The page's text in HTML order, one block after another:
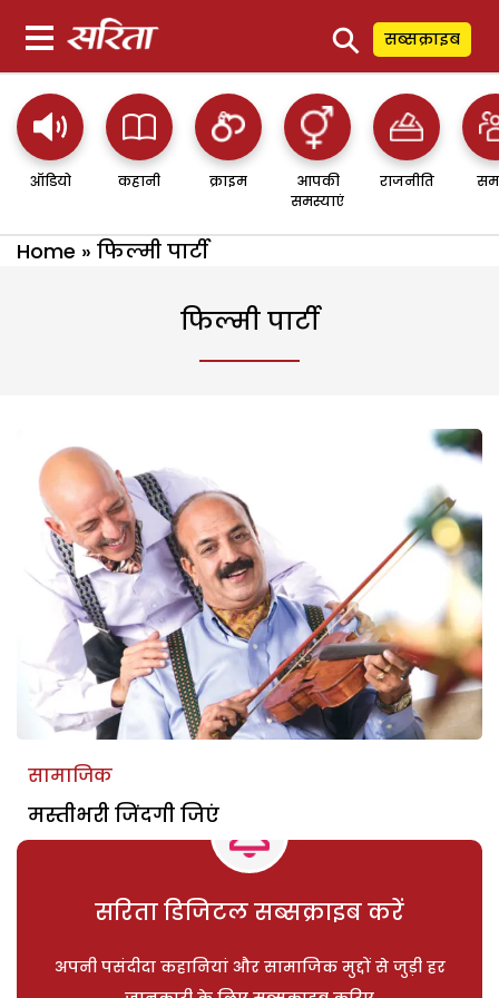
⚲ सब्सक्राइब
ऑडियो कहानी क्राइम
आपकी
समस्याएं
राजनीति
Home » फिल्मी पार्टी
फिल्मी पार्टी
सामाजिक
मस्तीभरी जिंदगी जिएं
सरिता डिजिटल सब्सक्राइब करें
अपनी पसंदीदा कहानियां और सामाजिक मुद्दों से जुड़ी हर